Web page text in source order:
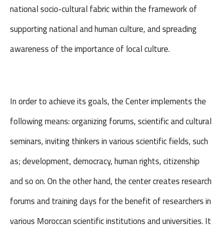
national socio-cultural fabric within the framework of
supporting national and human culture, and spreading
awareness of the importance of local culture.
In order to achieve its goals, the Center implements the
following means: organizing forums, scientific and cultural
seminars, inviting thinkers in various scientific fields, such
as; development, democracy, human rights, citizenship
and so on. On the other hand, the center creates research
forums and training days for the benefit of researchers in
various Moroccan scientific institutions and universities. It